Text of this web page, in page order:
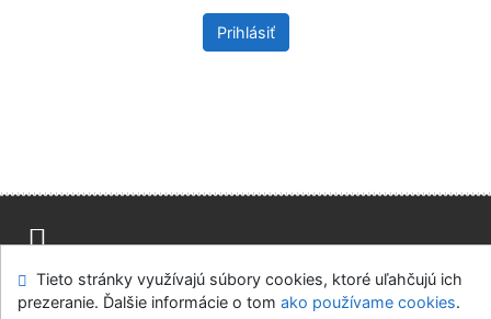
Prihlásiť
Mapa stránok Prístupnosť
Súkromie
Modul OpenSearch
Napíšte nám Nastavenie cookies
Tieto stránky využívajú súbory cookies, ktoré uľahčujú ich
prezeranie. Ďalšie informácie o tom ako používame cookies.